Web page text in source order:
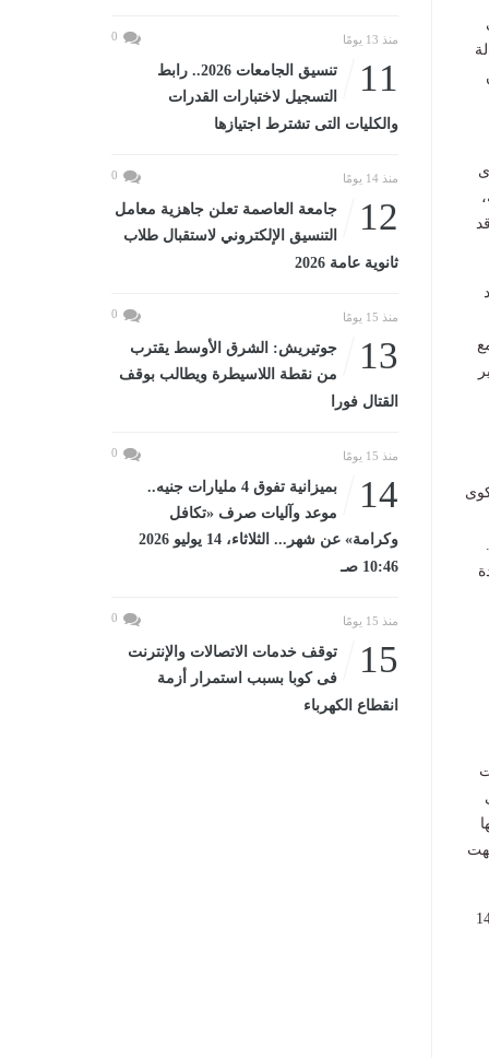
وغيرها. فضلًا عن حسم وتقويض أسباب 1645 شكوى
شكوى
من إزالة أسباب وحسم 1488
منذ 13 يومًا 0
11
تنسيق الجامعات 2026.. رابط
التسجيل لاختبارات القدرات
والكليات التى تشترط اجتيازها
منذ 14 يومًا 0
12
جامعة العاصمة تعلن جاهزية معامل
التنسيق الإلكتروني لاستقبال طلاب
ثانوية عامة 2026
منذ 15 يومًا 0
13
جوتيريش: الشرق الأوسط يقترب
من نقطة اللاسيطرة ويطالب بوقف
القتال فورا
منذ 15 يومًا 0
14
بميزانية تفوق 4 مليارات جنيه..
موعد وآليات صرف «تكافل
وكرامة» عن شهر... الثلاثاء، 14 يوليو 2026
10:46 صـ
منذ 15 يومًا 0
15
توقف خدمات الاتصالات والإنترنت
فى كوبا بسبب استمرار أزمة
انقطاع الكهرباء